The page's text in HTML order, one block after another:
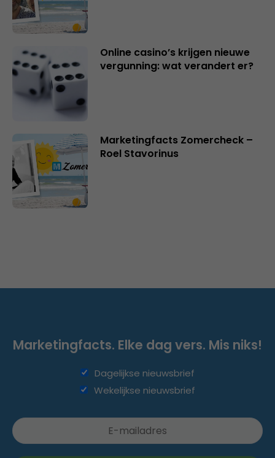
Online casino’s krijgen nieuwe
vergunning: wat verandert er?
Marketingfacts Zomercheck –
Roel Stavorinus
Marketingfacts. Elke dag vers. Mis niks!
Dagelijkse nieuwsbrief
Wekelijkse nieuwsbrief